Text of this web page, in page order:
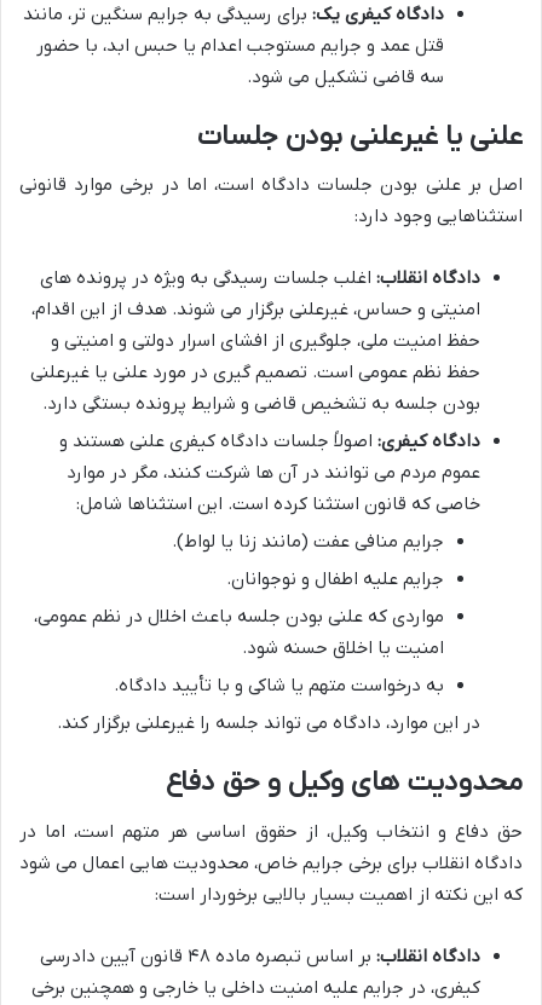
دادگاه کیفری یک: برای رسیدگی به جرایم سنگین تر، مانند
قتل عمد و جرایم مستوجب اعدام یا حبس ابد، با حضور
سه قاضی تشکیل می شود.
علنی یا غیرعلنی بودن جلسات
اصل بر علنی بودن جلسات دادگاه است، اما در برخی موارد قانونی
استثناهایی وجود دارد:
دادگاه انقلاب: اغلب جلسات رسیدگی به ویژه در پرونده های
امنیتی و حساس، غیرعلنی برگزار می شوند. هدف از این اقدام،
حفظ امنیت ملی، جلوگیری از افشای اسرار دولتی و امنیتی و
حفظ نظم عمومی است. تصمیم گیری در مورد علنی یا غیرعلنی
بودن جلسه به تشخیص قاضی و شرایط پرونده بستگی دارد.
دادگاه کیفری: اصولاً جلسات دادگاه کیفری علنی هستند و
عموم مردم می توانند در آن ها شرکت کنند، مگر در موارد
خاصی که قانون استثنا کرده است. این استثناها شامل:
جرایم منافی عفت (مانند زنا یا لواط).
جرایم علیه اطفال و نوجوانان.
مواردی که علنی بودن جلسه باعث اخلال در نظم عمومی،
امنیت یا اخلاق حسنه شود.
به درخواست متهم یا شاکی و با تأیید دادگاه.
در این موارد، دادگاه می تواند جلسه را غیرعلنی برگزار کند.
محدودیت های وکیل و حق دفاع
حق دفاع و انتخاب وکیل، از حقوق اساسی هر متهم است، اما در
دادگاه انقلاب برای برخی جرایم خاص، محدودیت هایی اعمال می شود
که این نکته از اهمیت بسیار بالایی برخوردار است:
دادگاه انقلاب:
بر اساس تبصره ماده ۴۸ قانون آیین دادرسی
کیفری، در جرایم علیه امنیت داخلی یا خارجی و همچنین برخی